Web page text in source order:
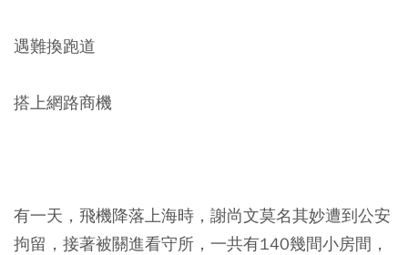
遇難換跑道
搭上網路商機
有一天，飛機降落上海時，謝尚文莫名其妙遭到公安
拘留，接著被關進看守所，一共有140幾間小房間，